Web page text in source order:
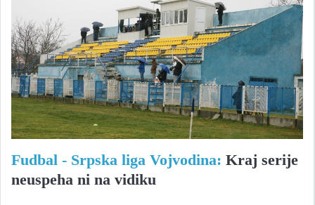
Fudbal - Srpska liga Vojvodina: Kraj serije
neuspeha ni na vidiku